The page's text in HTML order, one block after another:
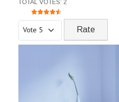
USER RATING: 4.5
TOTAL VOTES: 2